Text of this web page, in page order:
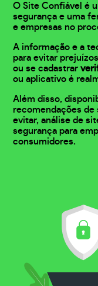
O Site Confiável é
segurança e uma
e empresas no
A informação e a
para evitar
ou se cadastrar
ou aplicativo é
Além disso,
recomendações de
evitar, análise de
segurança para
consumidores.